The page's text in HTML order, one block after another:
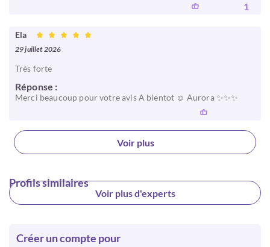
1
Ela
29 juillet 2026
Très forte
Réponse :
Merci beaucoup pour votre avis A bientot ☺️ Aurora ✨✨✨
Voir plus
Profils similaires
Voir plus d'experts
Créer un compte pour